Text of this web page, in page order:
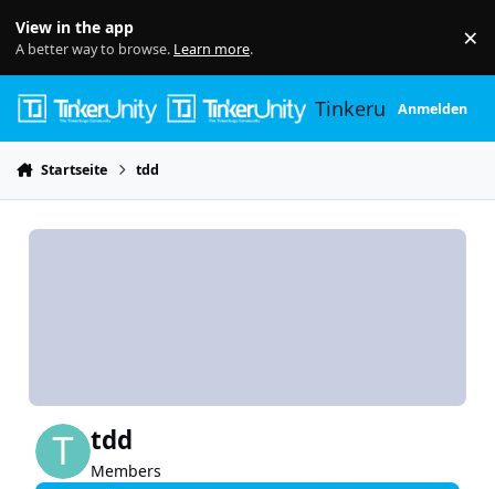
View in the app
A better way to browse. Learn more. ×
TinkerunityAnmelden
Startseite tdd
tdd
Members